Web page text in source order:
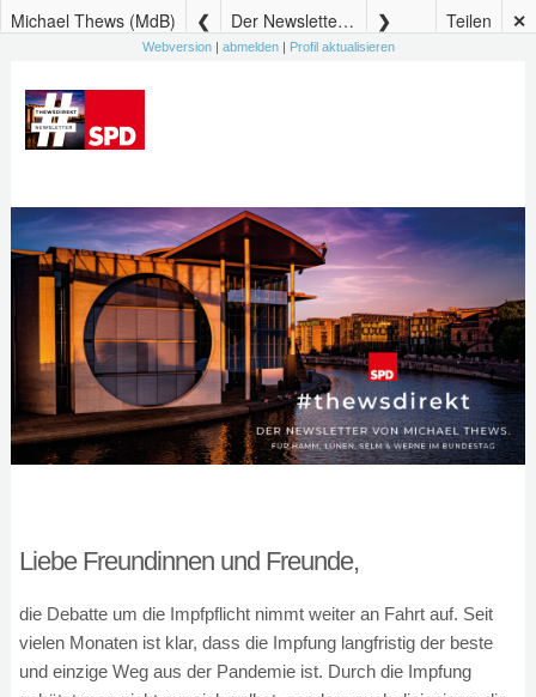
Michael Thews (MdB) Der Newsletter von Michael Thews – #thewsdirekt 79 ✕
Teilen